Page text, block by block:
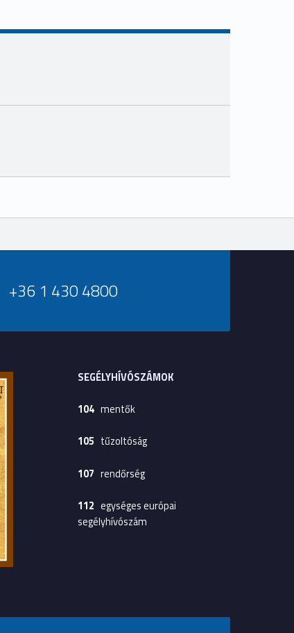
+36 1 430 4800
SEGÉLYHÍVÓSZÁMOK
104mentők
105 tűzoltóság
107 rendőrség
112 egységes európai
segélyhívószám